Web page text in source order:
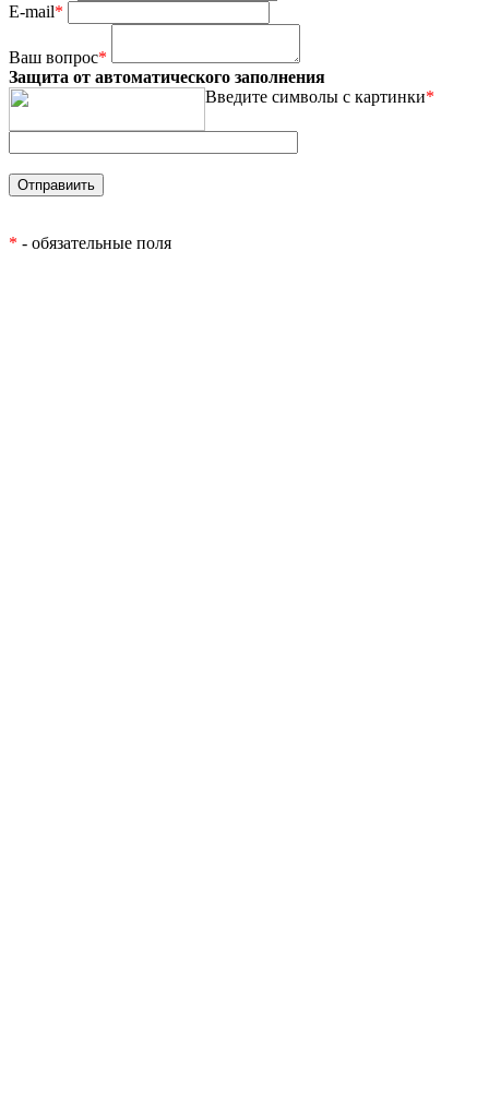
E-mail*
Ваш вопрос*
Защита от автоматического заполнения
Введите символы с картинки*
* - обязательные поля